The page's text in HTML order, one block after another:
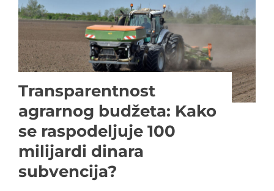
Transparentnost
agrarnog budžeta: Kako
se raspodeljuje 100
milijardi dinara
subvencija?